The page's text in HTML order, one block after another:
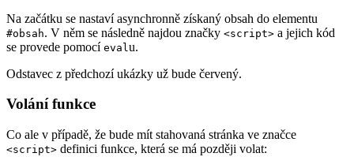
Na začátku se nastaví asynchronně získaný obsah do elementu
#obsah. V něm se následně najdou značky <script> a jejich kód
se provede pomocí eval u.
Odstavec z předchozí ukázky už bude červený.
Volání funkce
Co ale v případě, že bude mít stahovaná stránka ve značce
<script> definici funkce, která se má později volat: